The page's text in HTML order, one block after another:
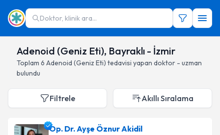
Doktor, klinik ara...
Adenoid (Geniz Eti), Bayraklı - İzmir
Toplam 6 Adenoid (Geniz Eti) tedavisi yapan doktor - uzman
bulundu
Filtrele Akıllı Sıralama
Op. Dr. Ayşe Öznur Akidil